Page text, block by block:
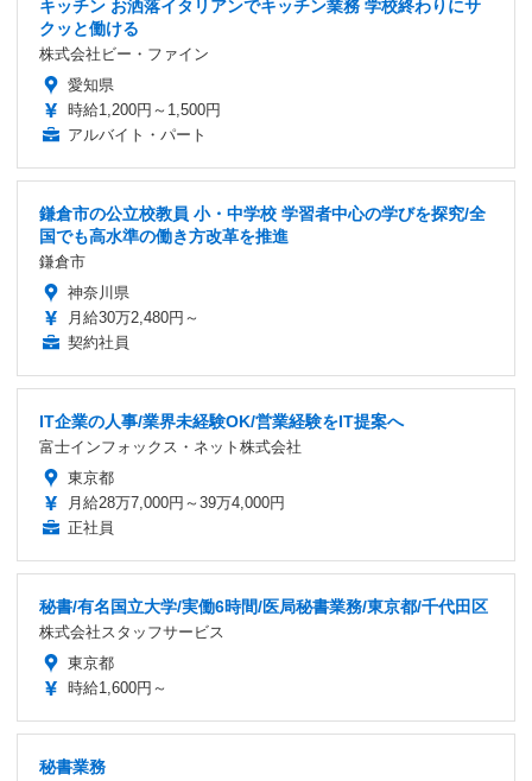
キッチン お洒落イタリアンでキッチン業務 学校終わりにサ
クッと働ける
株式会社ビー・ファイン
愛知県
時給1,200円～1,500円
アルバイト・パート
鎌倉市の公立校教員 小・中学校 学習者中心の学びを探究/全
国でも高水準の働き方改革を推進
鎌倉市
神奈川県
月給30万2,480円～
契約社員
IT企業の人事/業界未経験OK/営業経験をIT提案へ
富士インフォックス・ネット株式会社
東京都
月給28万7,000円～39万4,000円
正社員
秘書/有名国立大学/実働6時間/医局秘書業務/東京都/千代田区
株式会社スタッフサービス
東京都
時給1,600円～
秘書業務